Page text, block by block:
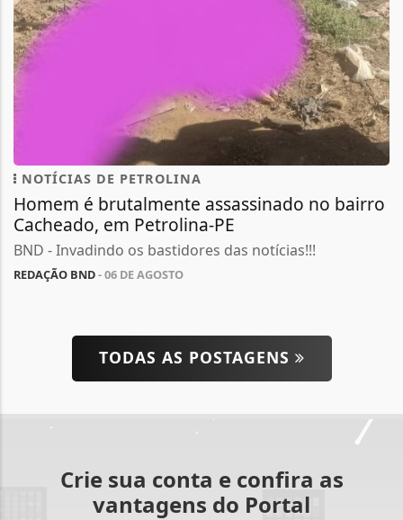
NOTÍCIAS DE PETROLINA
Homem é brutalmente assassinado no bairro
Cacheado, em Petrolina-PE
BND - Invadindo os bastidores das notícias!!!
REDAÇÃO BND- 06 DE AGOSTO
TODAS AS POSTAGENS
Crie sua conta e confira as
vantagens do Portal